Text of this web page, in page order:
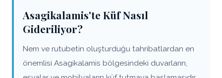
Asagikalamis'te Küf Nasıl
Gideriliyor?
Nem ve rutubetin oluşturduğu tahribatlardan en
önemlisi Asagikalamis bölgesindeki duvarların,